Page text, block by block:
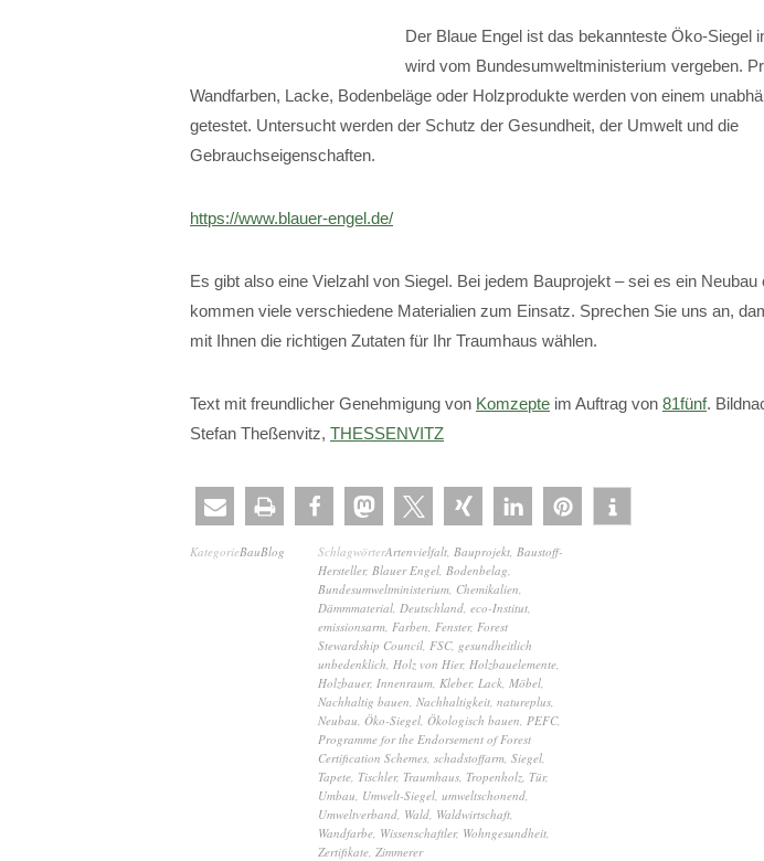
Der Blaue Engel ist das bekannteste Öko-Siegel
wird vom Bundesumweltministerium vergeben.
Wandfarben, Lacke, Bodenbeläge oder Holzprodukte werden von einem
getestet. Untersucht werden der Schutz der Gesundheit, der Umwelt und die
Gebrauchseigenschaften.
https://www.blauer-engel.de/
Es gibt also eine Vielzahl von Siegel. Bei jedem Bauprojekt – sei es ein Neubau
kommen viele verschiedene Materialien zum Einsatz. Sprechen Sie uns an,
mit Ihnen die richtigen Zutaten für Ihr Traumhaus wählen.
Text mit freundlicher Genehmigung von Komzepte im Auftrag von 81fünf.
Stefan Theßenvitz, THESSENVITZ
KategorieBauBlog SchlagwörterArtenvielfalt Bauprojekt Baustoff-
Hersteller, Blauer Engel Bodenbelag
Bundesumweltministerium Chemikalien
Dämmmaterial Deutschland eco-Institut
emissionsarm Farben Fenster, Forest
Stewardship Council FSC, gesundheitlich
unbedenklich Holz von Hier, Holzbauelemente
Holzbauer, Innenraum Kleber, Lack Möbel
Nachhaltig bauen Nachhaltigkeit natureplus
Neubau Öko-Siegel Ökologisch bauen PEFC,
Programme for the Endorsement of Forest
Certification Schemes schadstoffarm Siegel
Tapete Tischler, Traumhaus Tropenholz Tür,
Umbau Umwelt-Siegel umweltschonend
Umweltverband Wald Waldwirtschaft
Wandfarbe Wissenschaftler, Wohngesundheit
Zertifikate Zimmerer